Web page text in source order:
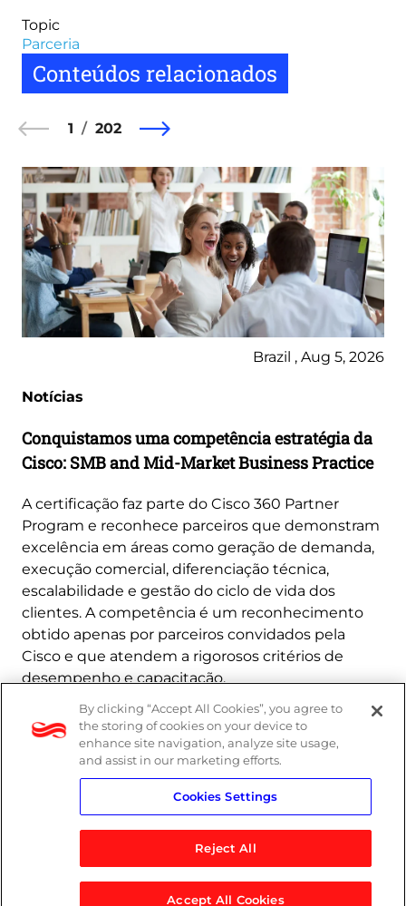
Topic
Parceria
Conteúdos relacionados
1 202
Brazil , Aug 5, 2026
Notícias
Conquistamos uma competência estratégia da
Cisco: SMB and Mid-Market Business Practice
A certificação faz parte do Cisco 360 Partner
Program e reconhece parceiros que demonstram
excelência em áreas como geração de demanda,
execução comercial, diferenciação técnica,
escalabilidade e gestão do ciclo de vida dos
clientes. A competência é um reconhecimento
obtido apenas por parceiros convidados pela
Cisco e que atendem a rigorosos critérios de
desempenho e capacitação.
Saiba mais
By clicking “Accept All Cookies”, you agree to
the storing of cookies on your device to
enhance site navigation, analyze site usage,
and assist in our marketing efforts.
Cookies Settings
Reject All
Accept All Cookies